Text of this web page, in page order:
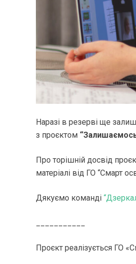
Наразі в резерві ще
з проєктом
Про торішній досвід
матеріалі від ГО “Смарт
Дякуємо команді
Проєкт реалізується ГО